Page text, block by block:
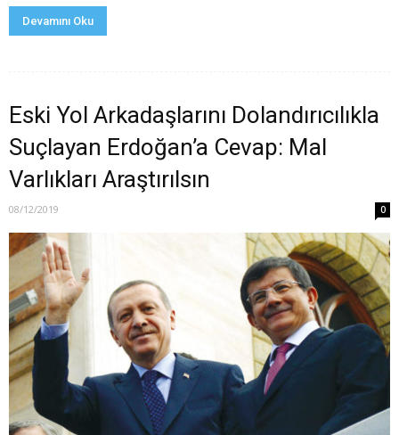
Devamını Oku
Eski Yol Arkadaşlarını Dolandırıcılıkla
Suçlayan Erdoğan’a Cevap: Mal
Varlıkları Araştırılsın
08/12/2019 0